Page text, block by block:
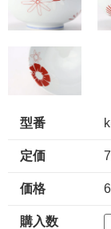
型番
定価
価格
購入数